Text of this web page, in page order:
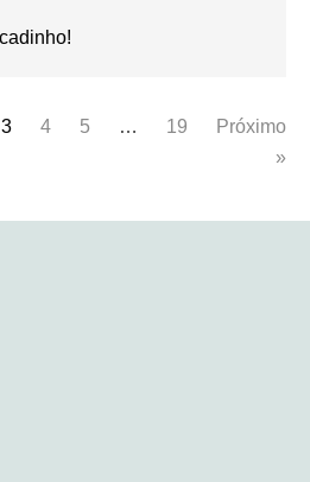
3 4 5 … 19
Próximo
»